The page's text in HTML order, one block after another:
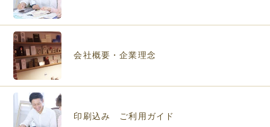
会社概要・企業理念
印刷込み ご利用ガイド